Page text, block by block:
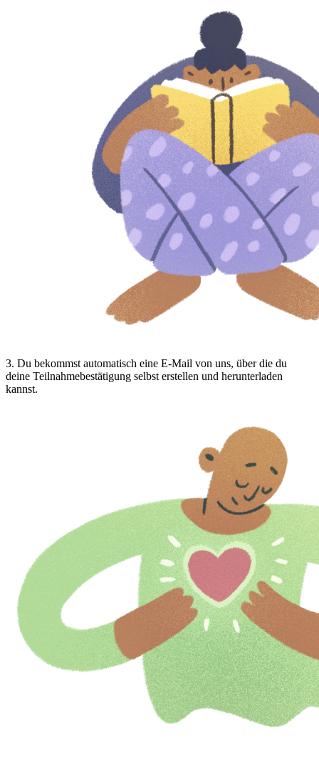
3. Du bekommst automatisch eine E-Mail von uns, über die du
deine Teilnahmebestätigung selbst erstellen und herunterladen
kannst.